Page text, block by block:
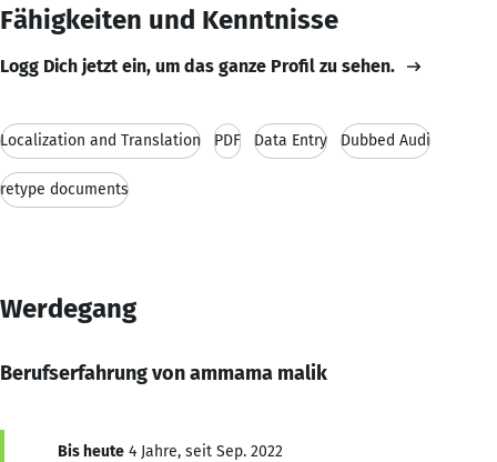
Fähigkeiten und Kenntnisse
Logg Dich jetzt ein, um das ganze Profil zu sehen.
Localization and Translation PDF Data Entry Dubbed Audi
retype documents
Werdegang
Berufserfahrung von ammama malik
Bis heute 4 Jahre, seit Sep. 2022